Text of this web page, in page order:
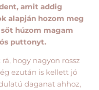
amit addig
alapján hozom meg
húzom magam
puttonyt.
hogy nagyon rossz
ezután is kellett jó
daganat ahhoz,